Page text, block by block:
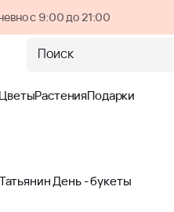
с 9:00 до 21:00
Поиск
ЦветыРастенияПодарки
Татьянин День - букеты